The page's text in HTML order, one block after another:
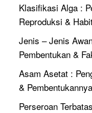
Klasifikasi Alga :
Reproduksi &
Jenis – Jenis
Pembentukan &
Asam Asetat :
& Pembentukannya
Perseroan